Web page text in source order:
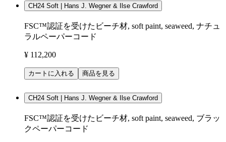
CH24 Soft | Hans J. Wegner & Ilse Crawford
FSC™認証を受けたビーチ材, soft paint, seaweed, ナチュ
ラルペーパーコード
¥ 112,200
カートに入れる 商品を見る
CH24 Soft | Hans J. Wegner & Ilse Crawford
FSC™認証を受けたビーチ材, soft paint, seaweed, ブラッ
クペーパーコード